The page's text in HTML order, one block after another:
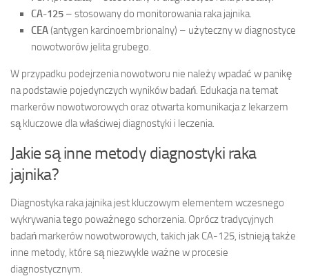
CA-125 – stosowany do monitorowania raka jajnika.
CEA(antygen karcinoembrionalny) – użyteczny w diagnostyce
nowotworów jelita grubego.
W przypadku podejrzenia nowotworu nie należy wpadać w panikę
na podstawie pojedynczych wyników badań. Edukacja na temat
markerów nowotworowych oraz otwarta komunikacja z lekarzem
są kluczowe dla właściwej diagnostyki i leczenia.
Jakie są inne metody diagnostyki raka
jajnika?
Diagnostyka raka jajnika jest kluczowym elementem wczesnego
wykrywania tego poważnego schorzenia. Oprócz tradycyjnych
badań markerów nowotworowych, takich jak CA-125, istnieją także
inne metody, które są niezwykle ważne w procesie
diagnostycznym.